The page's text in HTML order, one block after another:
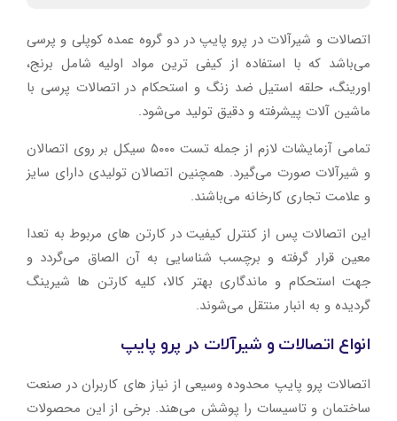
اتصالات و شیرآلات در پرو پایپ در دو گروه عمده کوپلی و پرسی
می‌باشد که با استفاده از کیفی ترین مواد اولیه شامل برنج،
اورینگ، حلقه استیل ضد زنگ و استحکام در اتصالات پرسی با
ماشین آلات پیشرفته و دقیق تولید می‌شود.
تمامی آزمایشات لازم از جمله تست ۵۰۰۰ سیکل بر روی اتصالان
و شیرآلات صورت می‌گیرد. همچنین اتصالان تولیدی دارای سایز
و علامت تجاری کارخانه می‌باشند.
این اتصالات پس از کنترل کیفیت در کارتن های مربوط به تعدا
معین قرار گرفته و برچسب شناسایی به آن الصاق می‌گردد و
جهت استحکام و ماندگاری بهتر کالا، کلیه کارتن ها شیرینگ
گردیده و به انبار منتقل می‌شوند.
انواع اتصالات و شیرآلات در پرو پایپ
اتصالات پرو پایپ محدوده وسیعی از نیاز های کاربران در صنعت
ساختمان و تاسیسات را پوشش می‌هند. برخی از این محصولات